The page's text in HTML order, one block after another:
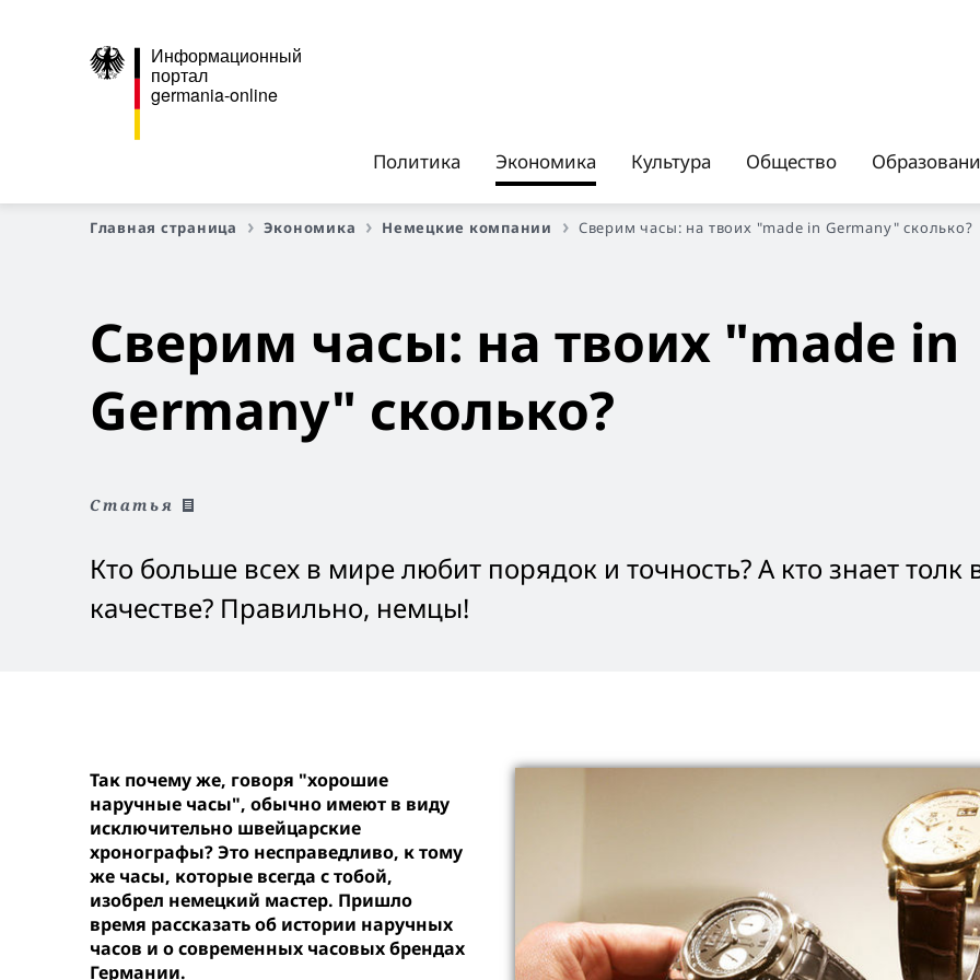
Информационный
портал
germania-online
Политика Экономика Культура Общество
Главная страница Экономика Немецкие компании Сверим часы: на твоих "made in Germany" сколько?
Сверим часы: на твоих "made in
Germany" сколько?
Статья
Кто больше всех в мире любит порядок и точность? А кто знает толк
качестве? Правильно, немцы!
Так почему же, говоря "хорошие
наручные часы", обычно имеют в виду
исключительно швейцарские
хронографы? Это несправедливо, к тому
же часы, которые всегда с тобой,
изобрел немецкий мастер. Пришло
время рассказать об истории наручных
часов и о современных часовых брендах
Германии.